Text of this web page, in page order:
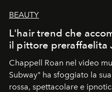
BEAUTY
L'hair trend che
il pittore preraffaelita
Chappell Roan nel video
Subway" ha sfoggiato la
rossa, spettacolare e